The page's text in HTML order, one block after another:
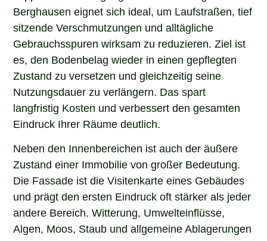
Berghausen eignet sich ideal, um Laufstraßen, tief
sitzende Verschmutzungen und alltägliche
Gebrauchsspuren wirksam zu reduzieren. Ziel ist
es, den Bodenbelag wieder in einen gepflegten
Zustand zu versetzen und gleichzeitig seine
Nutzungsdauer zu verlängern. Das spart
langfristig Kosten und verbessert den gesamten
Eindruck Ihrer Räume deutlich.
Neben den Innenbereichen ist auch der äußere
Zustand einer Immobilie von großer Bedeutung.
Die Fassade ist die Visitenkarte eines Gebäudes
und prägt den ersten Eindruck oft stärker als jeder
andere Bereich. Witterung, Umwelteinflüsse,
Algen, Moos, Staub und allgemeine Ablagerungen